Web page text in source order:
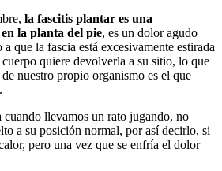
la fascitis plantar es una
la planta del pie, es un dolor agudo
que la fascia está excesivamente estirada
quiere devolverla a su sitio, lo que
nuestro propio organismo es el que
cuando llevamos un rato jugando, no
a su posición normal, por así decirlo, si
pero una vez que se enfría el dolor